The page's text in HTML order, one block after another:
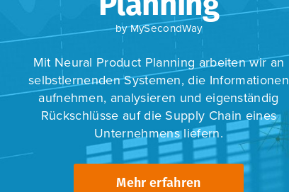
by MySecondWay
Mit Neural Product Planning arbeiten wir an
selbstlernenden Systemen, die Informationen
aufnehmen, analysieren und eigenständig
Rückschlüsse auf die Supply Chain eines
Unternehmens liefern.
Mehr erfahren